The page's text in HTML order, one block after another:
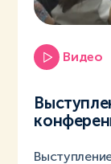
Видео